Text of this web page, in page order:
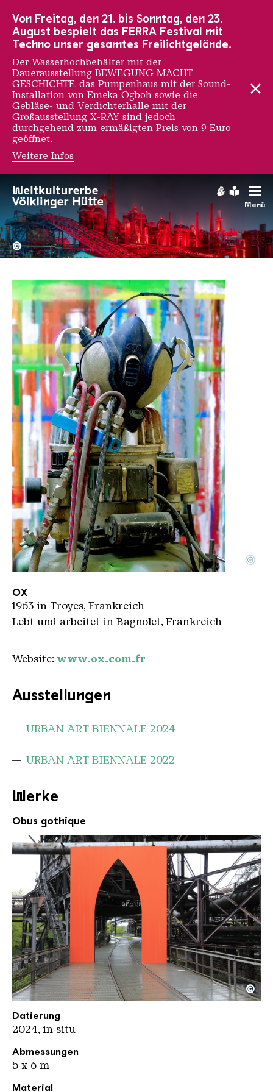
Menü
OX
Hochofengruppe in Rot
Copyright:
©
Portrait OX
Copyright: OX
©
OX
1963 in Troyes, Frankreich
Lebt und arbeitet in Bagnolet, Frankreich
Website: www.ox.com.fr
Ausstellungen
URBAN ART BIENNALE 2024
URBAN ART BIENNALE 2022
Werke
Obus gothique
OX KHV kompr
Copyright: Karl Heinrich Veith
©
Datierung
2024, in situ
Abmessungen
5 x 6 m
Material
Von Freitag, den 21. bis Sonntag, den 23.
August bespielt das FERRA Festival mit
Techno unser gesamtes Freilichtgelände.
Der Wasserhochbehälter mit der
Dauerausstellung BEWEGUNG MACHT
GESCHICHTE, das Pumpenhaus mit der Sound-
Installation von Emeka Ogboh sowie die
Gebläse- und Verdichterhalle mit der
Großausstellung X-RAY sind jedoch
durchgehend zum ermäßigten Preis von 9 Euro
geöffnet.
Weitere Infos